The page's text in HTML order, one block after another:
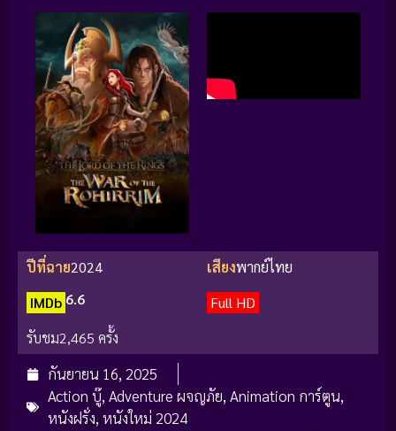
ปีที่ฉาย2024 เสียงพากย์ไทย
IMDb 6.6
Full HD
รับชม2,465 ครั้ง
กันยายน 16, 2025
Action บู๊, Adventure ผจญภัย, Animation การ์ตูน,
หนังฝรั่ง, หนังใหม่ 2024